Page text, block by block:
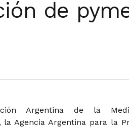
de
Argentina de la
la Agencia Argentina para la